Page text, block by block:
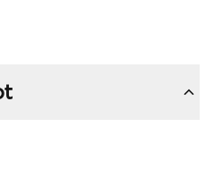
Varustukseen kuuluu
sopii hyvin tilan